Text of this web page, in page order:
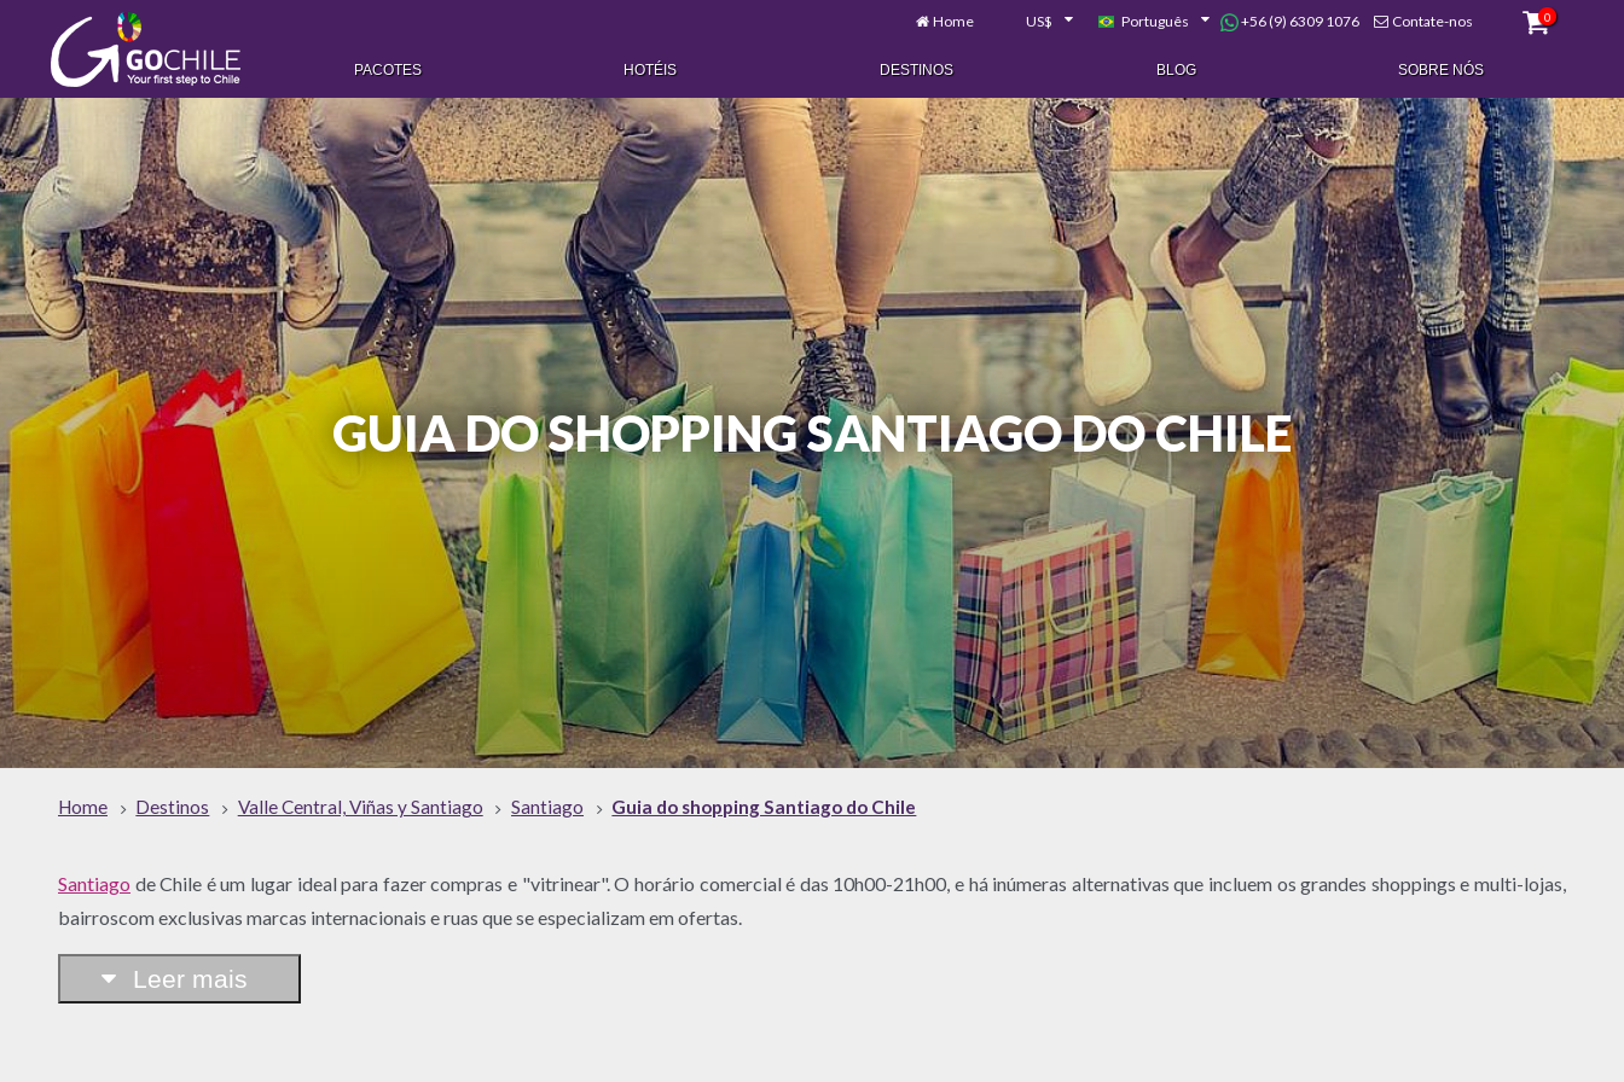
Home US$ Português +56 (9) 6309 1076 Contate-nos 0
PACOTES HOTÉIS DESTINOS BLOG SOBRE NÓS
GUIA DO SHOPPING SANTIAGO DO CHILE
Home Destinos Valle Central, Viñas y Santiago Santiago Guia do shopping Santiago do Chile
Santiago de Chile é um lugar ideal para fazer compras e "vitrinear". O horário comercial é das 10h00-21h00, e há inúmeras alternativas que incluem os grandes shoppings e multi-lojas,
bairroscom exclusivas marcas internacionais e ruas que se especializam em ofertas.
Leer mais